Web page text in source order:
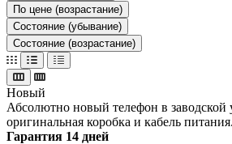
По цене (возрастание)
Состояние (убывание)
Состояние (возрастание)
Новый
Абсолютно новый телефон в заводской
оригинальная коробка и кабель питания.
Гарантия 14 дней